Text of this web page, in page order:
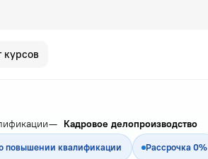
курсов
Кадровое делопроизводство
повышении квалификации Рассрочка 0%